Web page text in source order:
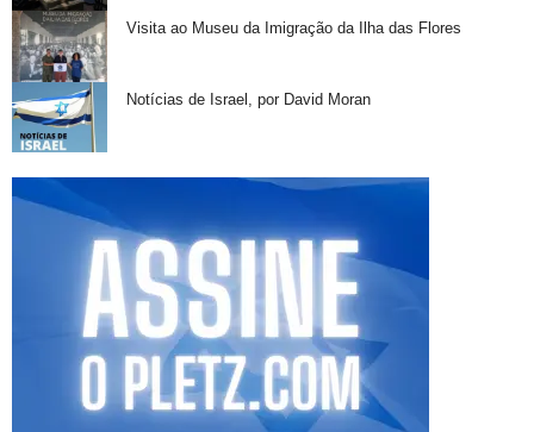
Visita ao Museu da Imigração da Ilha das Flores
Notícias de Israel, por David Moran